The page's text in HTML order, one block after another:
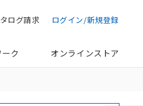
ログイン/新規登録
ログ請求
ク オンラインストア